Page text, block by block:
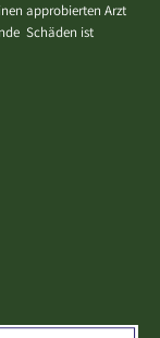
approbierten Arzt
Schäden ist